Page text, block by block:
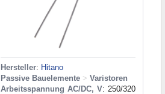
Hersteller: Hitano
Passive Bauelemente > Varistoren
Arbeitsspannung AC/DC, V: 250/320